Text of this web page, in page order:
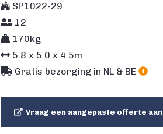
SP1022-29
12
170kg
5.8 x 5.0 x 4.5m
Gratis bezorging in NL & BE
Vraag een aangepaste offerte aan